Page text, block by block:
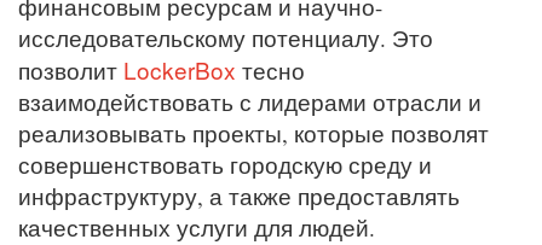
финансовым ресурсам и научно-
исследовательскому потенциалу. Это
позволит LockerBox тесно
взаимодействовать с лидерами отрасли и
реализовывать проекты, которые позволят
совершенствовать городскую среду и
инфраструктуру, а также предоставлять
качественных услуги для людей.